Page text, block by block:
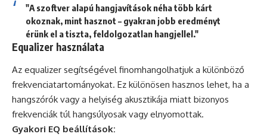
"A szoftver alapú hangjavítások néha több kárt
okoznak, mint hasznot – gyakran jobb eredményt
érünk el a tiszta, feldolgozatlan hangjellel."
Equalizer használata
Az equalizer segítségével finomhangolhatjuk a különböző
frekvenciatartományokat. Ez különösen hasznos lehet, ha a
hangszórók vagy a helyiség akusztikája miatt bizonyos
frekvenciák túl hangsúlyosak vagy elnyomottak.
Gyakori EQ beállítások: